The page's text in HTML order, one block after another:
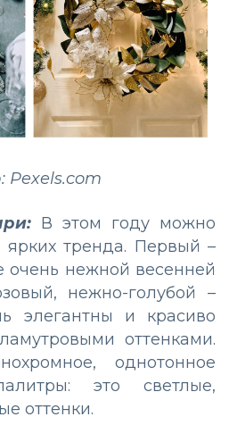
Pexels.com
В этом году можно
тренда. Первый –
очень нежной весенней
нежно-голубой –
элегантны и красиво
оттенками.
однотонное
это светлые,
оттенки.